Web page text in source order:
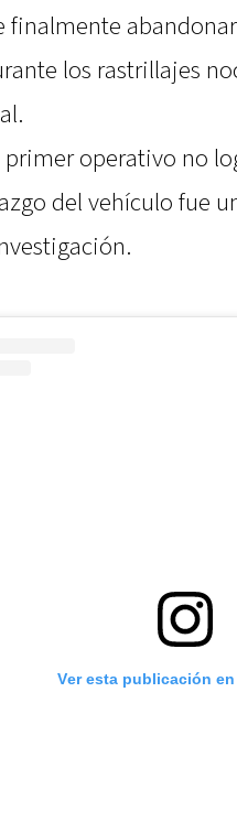
finalmente
los rastrillajes
primer operativo no
del vehículo fue
Ver esta publicación